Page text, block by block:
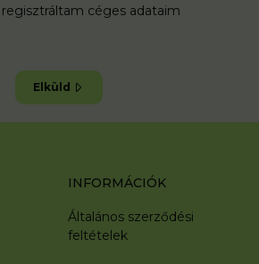
céges adataim
Elküld
INFORMÁCIÓK
Általános szerződési
feltételek